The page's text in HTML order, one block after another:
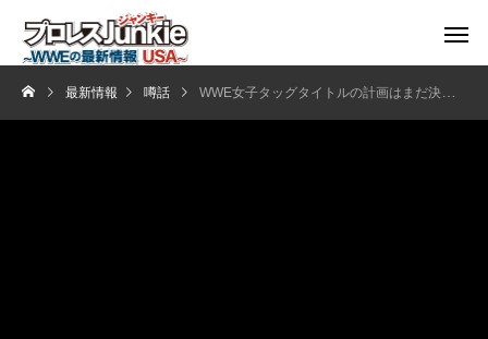
最新情報 噂話 WWE女子タッグタイトルの計画はまだ決まっていない？